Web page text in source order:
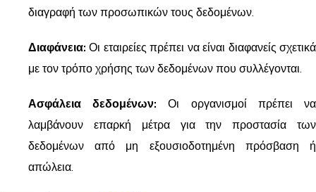
διαγραφή των προσωπικών τους δεδομένων.
Διαφάνεια: Οι εταιρείες πρέπει να είναι διαφανείς σχετικά
με τον τρόπο χρήσης των δεδομένων που συλλέγονται.
Ασφάλεια δεδομένων: Οι οργανισμοί πρέπει να
λαμβάνουν επαρκή μέτρα για την προστασία των
δεδομένων από μη εξουσιοδοτημένη πρόσβαση ή
απώλεια.